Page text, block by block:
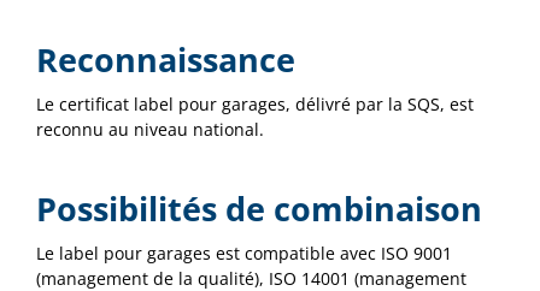
Reconnaissance
Le certificat label pour garages, délivré par la SQS, est
reconnu au niveau national.
Possibilités de combinaison
Le label pour garages est compatible avec ISO 9001
(management de la qualité), ISO 14001 (management